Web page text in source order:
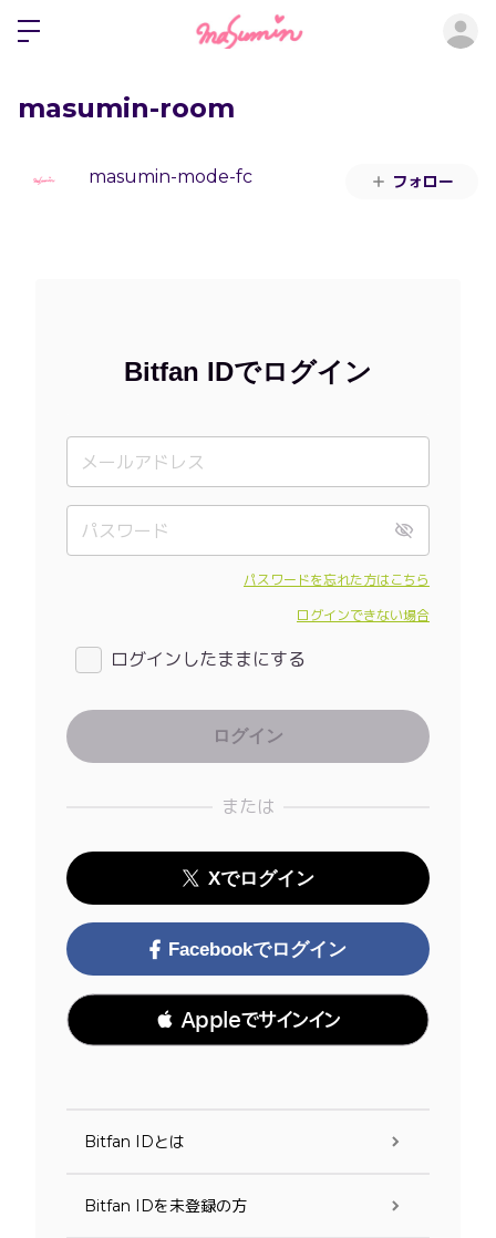
masumin-room
masumin-mode-fc フォロー
Bitfan IDでログイン
パスワードを忘れた方はこちら
ログインできない場合
ログインしたままにする
または
Xでログイン
Facebookでログイン
 Appleでサインイン
Bitfan IDとは
Bitfan IDを未登録の方